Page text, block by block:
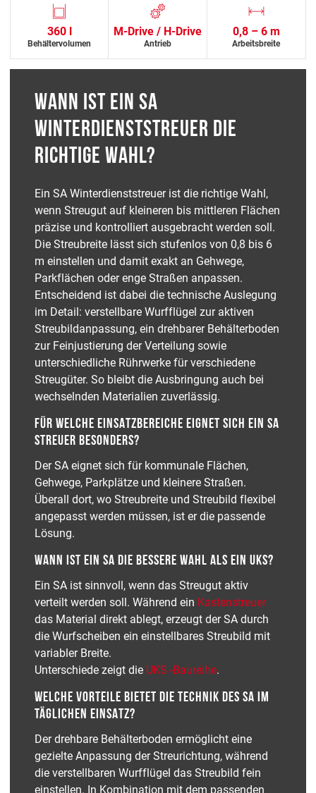
360 l
Behältervolumen
M-Drive / H-Drive
Antrieb
0,8 – 6 m
Arbeitsbreite
WANN IST EIN SA
WINTERDIENSTSTREUER DIE
RICHTIGE WAHL?
Ein SA Winterdienststreuer ist die richtige Wahl,
wenn Streugut auf kleineren bis mittleren Flächen
präzise und kontrolliert ausgebracht werden soll.
Die Streubreite lässt sich stufenlos von 0,8 bis 6
m einstellen und damit exakt an Gehwege,
Parkflächen oder enge Straßen anpassen.
Entscheidend ist dabei die technische Auslegung
im Detail: verstellbare Wurfflügel zur aktiven
Streubildanpassung, ein drehbarer Behälterboden
zur Feinjustierung der Verteilung sowie
unterschiedliche Rührwerke für verschiedene
Streugüter. So bleibt die Ausbringung auch bei
wechselnden Materialien zuverlässig.
FÜR WELCHE EINSATZBEREICHE EIGNET SICH EIN SA
STREUER BESONDERS?
Der SA eignet sich für kommunale Flächen,
Gehwege, Parkplätze und kleinere Straßen.
Überall dort, wo Streubreite und Streubild flexibel
angepasst werden müssen, ist er die passende
Lösung.
WANN IST EIN SA DIE BESSERE WAHL ALS EIN UKS?
Ein SA ist sinnvoll, wenn das Streugut aktiv
verteilt werden soll. Während ein Kastenstreuer
das Material direkt ablegt, erzeugt der SA durch
die Wurfscheiben ein einstellbares Streubild mit
variabler Breite.
Unterschiede zeigt die UKS -Baureihe.
WELCHE VORTEILE BIETET DIE TECHNIK DES SA IM
TÄGLICHEN EINSATZ?
Der drehbare Behälterboden ermöglicht eine
gezielte Anpassung der Streurichtung, während
die verstellbaren Wurfflügel das Streubild fein
einstellen. In Kombination mit dem passenden